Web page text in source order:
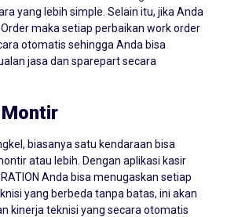
yang lebih simple. Selain itu, jika Anda
maka setiap perbaikan work order
otomatis sehingga Anda bisa
jasa dan sparepart secara
biasanya satu kendaraan bisa
atau lebih. Dengan aplikasi kasir
Anda bisa menugaskan setiap
yang berbeda tanpa batas, ini akan
kinerja teknisi yang secara otomatis